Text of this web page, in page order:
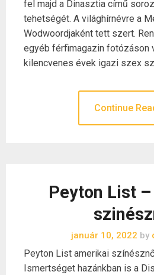
fel majd a Dinasztia című
tehetségét. A világhírnévre a
Wodwoordjaként tett szert.
egyéb férfimagazin fotózáson
kilencvenes évek igazi szex
Continue
Peyton List
január 10, 2022 by
Peyton List amerikai
Ismertséget hazánkban is a